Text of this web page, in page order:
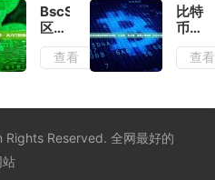
南：
新手
入门
必读
指
南：
查询
以太
地
BscScan
区块
链浏
览器
南：
门到
查看
比特
币区
块链
浏览
南：
查看
Reserved. 全网最好的
站